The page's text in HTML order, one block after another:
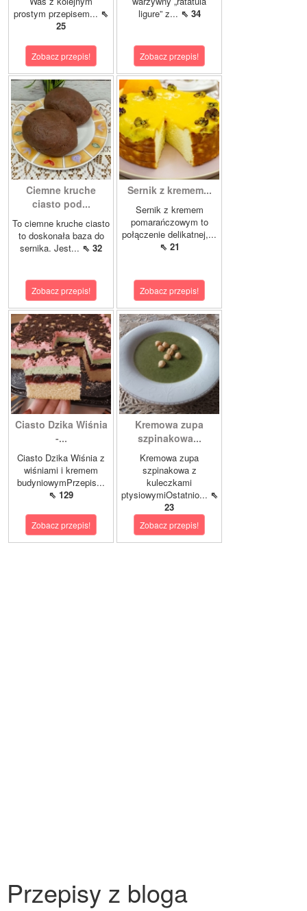
prostym przepisem... ⇖
25
Zobacz przepis!
ligure” z... ⇖ 34
Zobacz przepis!
Ciemne kruche
ciasto pod...
To ciemne kruche ciasto
to doskonała baza do
sernika. Jest... ⇖ 32
Zobacz przepis!
Sernik z kremem...
Sernik z kremem
pomarańczowym to
połączenie delikatnej,...
⇖ 21
Zobacz przepis!
Ciasto Dzika Wiśnia
-...
Ciasto Dzika Wiśnia z
wiśniami i kremem
budyniowymPrzepis...
⇖ 129
Zobacz przepis!
Kremowa zupa
szpinakowa...
Kremowa zupa
szpinakowa z
kuleczkami
ptysiowymiOstatnio... ⇖
23
Zobacz przepis!
Przepisy z bloga